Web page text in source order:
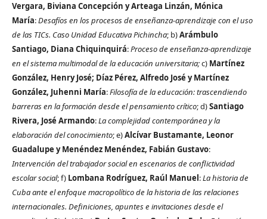
Vergara, Biviana Concepción y Arteaga Linzán, Mónica
María:Desafíos en los procesos de enseñanza-aprendizaje con el uso
de las TICs. Caso Unidad Educativa Pichincha; b)Arámbulo
Santiago, Diana Chiquinquirá:Proceso de enseñanza-aprendizaje
en el sistema multimodal de la educación universitaria;c) Martínez
González, Henry José; Díaz Pérez, Alfredo José y Martínez
González, Juhenni María:Filosofía de la educación: trascendiendo
barreras en la formación desde el pensamiento crítico; d)Santiago
Rivera, José Armando:La complejidad contemporánea y la
elaboración del conocimiento; e)Alcívar Bustamante, Leonor
Guadalupe y Menéndez Menéndez, Fabián Gustavo:
Intervención del trabajador social en escenarios de conflictividad
escolar social; f) Lombana Rodríguez, Raúl Manuel:La historia de
Cuba ante el enfoque macropolítico de la historia de las relaciones
internacionales. Definiciones, apuntes e invitaciones desde el